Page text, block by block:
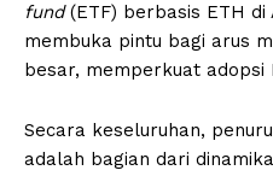
fund(ETF) berbasis ETH di
membuka pintu bagi arus
besar, memperkuat
Secara keseluruhan,
adalah bagian dari